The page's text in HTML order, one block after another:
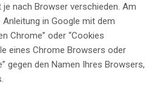
nach Browser verschieden. Am
in Google mit dem
Chrome” oder “Cookies
eines Chrome Browsers oder
gegen den Namen Ihres Browsers,